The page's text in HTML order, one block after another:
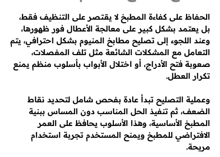
الحفاظ على كفاءة المطبخ لا يقتصر على التنظيف فقط،
بل يعتمد بشكل كبير على معالجة الأعطال فور ظهورها،
وعند اللجوء إلى تصليح مطابخ المنيوم بشكل احترافي، يتم
التعامل مع المشكلات الشائعة مثل تلف المفصلات،
صعوبة فتح الأدراج، أو اختلال الأبواب بأسلوب منظم يمنع
تكرار العطل.
وعملية التصليح تبدأ عادة بفحص شامل لتحديد نقاط
الضعف، ثم تنفيذ الحل المناسب دون المساس ببنية
المطبخ الأساسية، وهذا الأسلوب يحافظ على العمر
الافتراضي للمطبخ ويمنح المستخدم تجربة استخدام
مريحة.